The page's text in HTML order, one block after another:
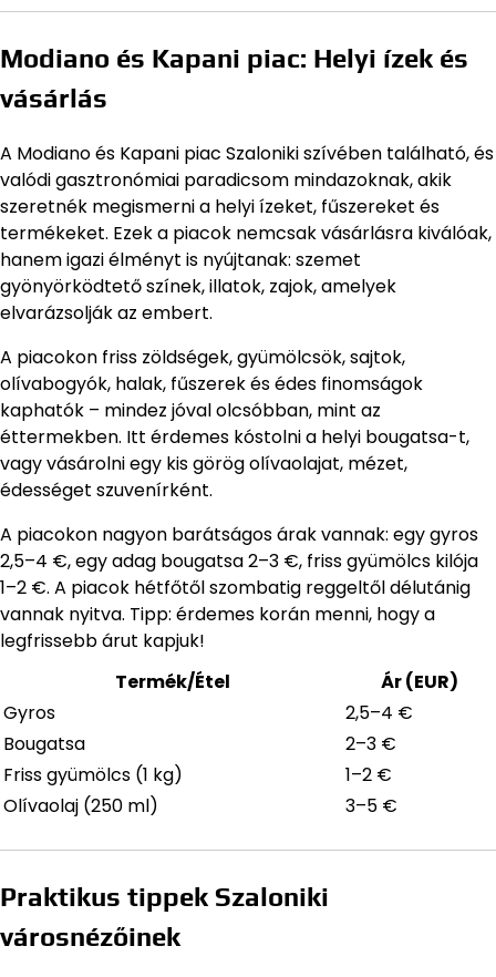
Modiano és Kapani piac: Helyi ízek és
vásárlás
A Modiano és Kapani piac Szaloniki szívében található, és
valódi gasztronómiai paradicsom mindazoknak, akik
szeretnék megismerni a helyi ízeket, fűszereket és
termékeket. Ezek a piacok nemcsak vásárlásra kiválóak,
hanem igazi élményt is nyújtanak: szemet
gyönyörködtető színek, illatok, zajok, amelyek
elvarázsolják az embert.
A piacokon friss zöldségek, gyümölcsök, sajtok,
olívabogyók, halak, fűszerek és édes finomságok
kaphatók – mindez jóval olcsóbban, mint az
éttermekben. Itt érdemes kóstolni a helyi bougatsa-t,
vagy vásárolni egy kis görög olívaolajat, mézet,
édességet szuvenírként.
A piacokon nagyon barátságos árak vannak: egy gyros
2,5–4 €, egy adag bougatsa 2–3 €, friss gyümölcs kilója
1–2 €. A piacok hétfőtől szombatig reggeltől délutánig
vannak nyitva. Tipp: érdemes korán menni, hogy a
legfrissebb árut kapjuk!
Termék/Étel
Ár (EUR)
Gyros
2,5–4 €
Bougatsa
2–3 €
Friss gyümölcs (1 kg)
1–2 €
Olívaolaj (250 ml)
3–5 €
Praktikus tippek Szaloniki
városnézőinek